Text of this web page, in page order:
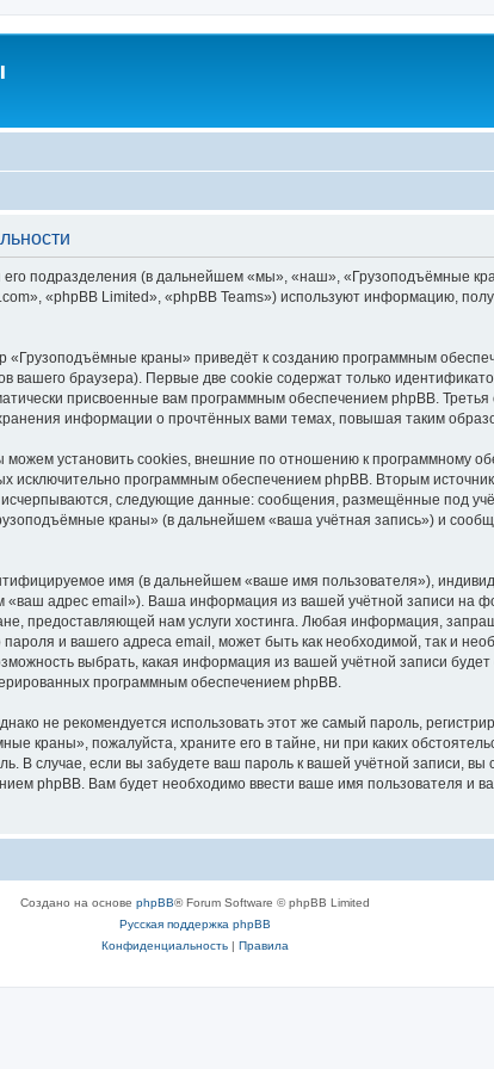
подразделения (в дальнейшем «мы», «наш», «Грузоподъёмные
«phpBB Limited», «phpBB Teams») используют информацию,
краны» приведёт к созданию программным
браузера). Первые две cookie содержат только
присвоенные вам программным обеспечением phpBB.
информации о прочтённых вами темах, повышая таким
установить cookies, внешние по отношению к программному
исключительно программным обеспечением phpBB. Вторым
следующие данные: сообщения, размещённые под
краны» (в дальнейшем «ваша учётная запись») и
имя (в дальнейшем «ваше имя пользователя»),
адрес email»). Ваша информация из вашей учётной записи на
предоставляющей нам услуги хостинга. Любая информация,
и вашего адреса email, может быть как необходимой, так и
выбрать, какая информация из вашей учётной записи
программным обеспечением phpBB.
не рекомендуется использовать этот же самый пароль,
краны», пожалуйста, храните его в тайне, ни при каких
В случае, если вы забудете ваш пароль к вашей учётной записи, вы
phpBB. Вам будет необходимо ввести ваше имя пользователя и
Создано на основе phpBB® Forum Software © phpBB Limited
Русская поддержка phpBB
Конфиденциальность| Правила